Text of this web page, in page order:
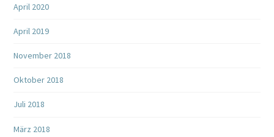
April 2020
April 2019
November 2018
Oktober 2018
Juli 2018
März 2018